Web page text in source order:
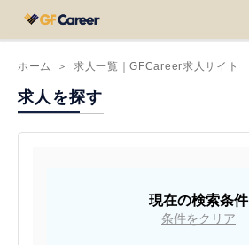
ホーム ＞ 求人一覧｜GFCareer求人サイト
求人を探す
現在の検索条件
条件をクリア